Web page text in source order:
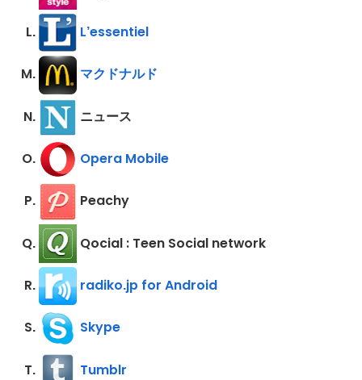
L’essentiel
マクドナルド
ニュース
Opera Mobile
Peachy
Qocial : Teen Social network
radiko.jp for Android
Skype
Tumblr